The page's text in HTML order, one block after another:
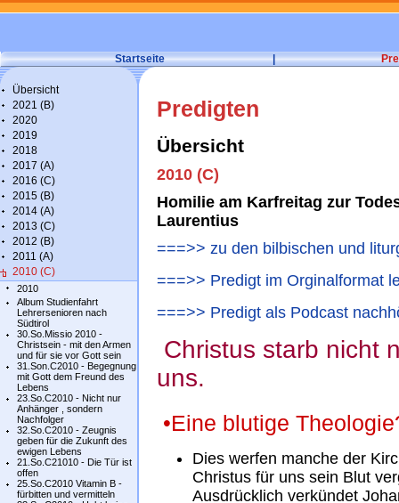
Startseite |
Übersicht
2021 (B)
2020
2019
2018
2017 (A)
2016 (C)
2015 (B)
2014 (A)
2013 (C)
2012 (B)
2011 (A)
2010 (C)
2010
Album Studienfahrt
Lehrersenioren nach
Südtirol
30.So.Missio 2010 -
Christsein - mit den Armen
und für sie vor Gott sein
31.Son.C2010 - Begegnung
mit Gott dem Freund des
Lebens
23.So.C2010 - Nicht nur
Anhänger , sondern
Nachfolger
32.So.C2010 - Zeugnis
geben für die Zukunft des
ewigen Lebens
21.So.C21010 - Die Tür ist
offen
25.So.C2010 Vitamin B -
fürbitten und vermitteln
Predigten
Übersicht
2010 (C)
Homilie am Karfreitag zur
Laurentius
===>> zu den bilbischen und
===>> Predigt im Orginalformat
===>> Predigt als Podcast
Christus starb nicht
uns.
•Eine blutige
Dies werfen manche der
Christus für uns sein Blut
Ausdrücklich verkündet